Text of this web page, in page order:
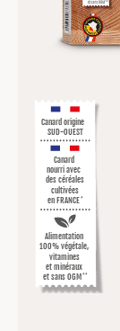
Canard
nourri avec
des céréales
cultivées
en FRANCE*
Alimentation
100% végétale,
vitamines
et minéraux
et sans OGM **
Canard origine
SUD-OUEST